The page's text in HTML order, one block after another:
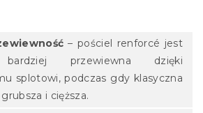
– pościel renforcé jest
przewiewna dzięki
splotowi, podczas gdy klasyczna
i cięższa.